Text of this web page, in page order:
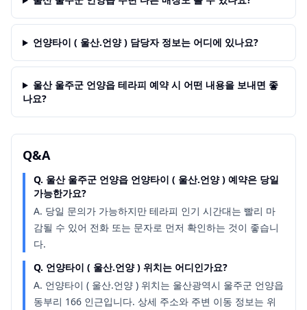
언양타이 ( 울산.언양 ) 담당자 정보는 어디에 있나요?
울산 울주군 언양읍 테라피 예약 시 어떤 내용을 보내면 좋
나요?
Q&A
Q. 울산 울주군 언양읍 언양타이 ( 울산.언양 ) 예약은 당일
가능한가요?
A. 당일 문의가 가능하지만 테라피 인기 시간대는 빨리 마
감될 수 있어 전화 또는 문자로 먼저 확인하는 것이 좋습니
다.
Q. 언양타이 ( 울산.언양 ) 위치는 어디인가요?
A. 언양타이 ( 울산.언양 ) 위치는 울산광역시 울주군 언양읍
동부리 166 인근입니다. 상세 주소와 주변 이동 정보는 위